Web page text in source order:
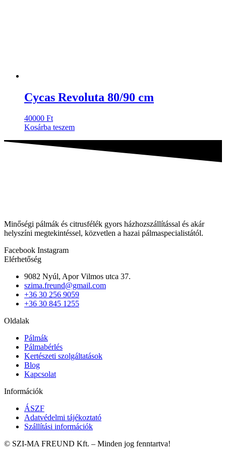
Cycas Revoluta 80/90 cm
40000 Ft
Kosárba teszem
Minőségi pálmák és citrusfélék gyors házhozszállítással és akár
helyszíni megtekintéssel, közvetlen a hazai pálmaspecialistától.
Facebook Instagram
Elérhetőség
9082 Nyúl, Apor Vilmos utca 37.
szima.freund@gmail.com
+36 30 256 9059
+36 30 845 1255
Oldalak
Pálmák
Pálmabérlés
Kertészeti szolgáltatások
Blog
Kapcsolat
Információk
ÁSZF
Adatvédelmi tájékoztató
Szállítási információk
© SZI-MA FREUND Kft. – Minden jog fenntartva!